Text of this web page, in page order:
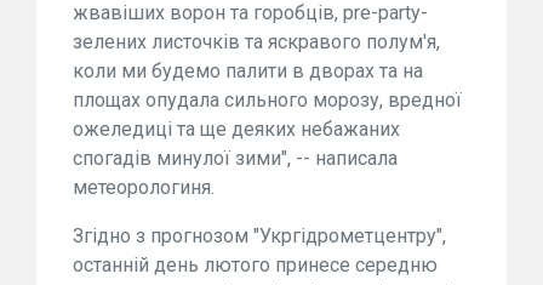
жвавіших ворон та горобців, pre-party-
зелених листочків та яскравого полум'я,
коли ми будемо палити в дворах та на
площах опудала сильного морозу, вредної
ожеледиці та ще деяких небажаних
спогадів минулої зими", -- написала
метеорологиня.
Згідно з прогнозом "Укргідрометцентру",
останній день лютого принесе середню